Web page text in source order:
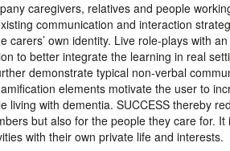
caregivers, relatives and people
communication and interaction
own identity. Live role-plays with
to better integrate the learning in real
demonstrate typical non-verbal
elements motivate the user to
with dementia. SUCCESS thereby
but also for the people they care for. It
with their own private life and interests.